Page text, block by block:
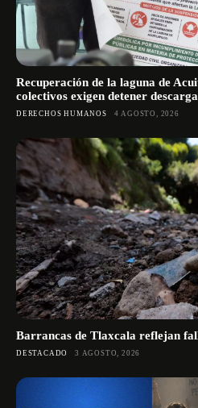
Recuperación de la laguna de
colectivos exigen detener
DERECHOS HUMANOS 4 AGOSTO, 2026
Barrancas de Tlaxcala reflejan
DESTACADO 3 AGOSTO, 2026